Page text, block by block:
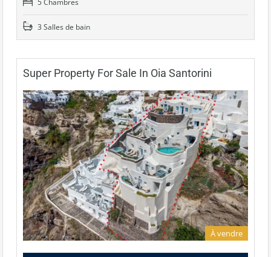
3 Salles de bain
Super Property For Sale In Oia Santorini
À vendre